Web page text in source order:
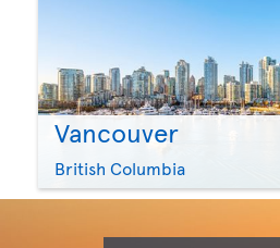
Vancouver
British Columbia